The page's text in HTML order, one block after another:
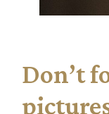
Don’t